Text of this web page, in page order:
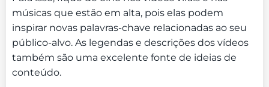
músicas que estão em alta, pois elas podem
inspirar novas palavras-chave relacionadas ao seu
público-alvo. As legendas e descrições dos vídeos
também são uma excelente fonte de ideias de
conteúdo.